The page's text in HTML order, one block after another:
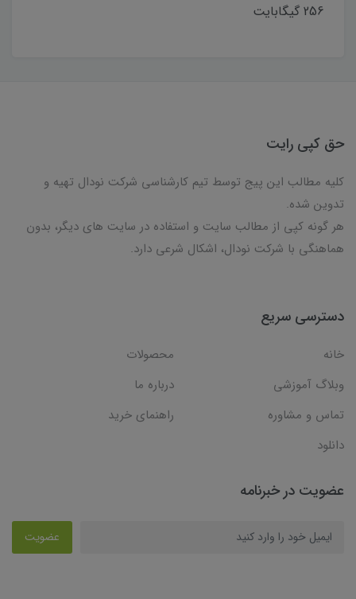
256 گیگابایت
حق کپی رایت
کلیه مطالب این پیج توسط تیم کارشناسی شرکت نودال تهیه و
تدوین شده.
هر گونه کپی از مطالب سایت و استفاده در سایت های دیگر، بدون
هماهنگی با شرکت نودال، اشکال شرعی دارد.
دسترسی سریع
خانه
محصولات
وبلاگ آموزشی
درباره ما
تماس و مشاوره
راهنمای خرید
دانلود
عضویت در خبرنامه
عضویت